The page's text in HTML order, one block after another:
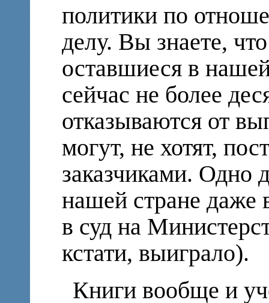
политики по
делу. Вы знаете,
оставшиеся в
сейчас не более
отказываются от
могут, не хотят,
заказчиками. Одно
нашей стране даже
в суд на
кстати, выиграло).
Книги вообще и